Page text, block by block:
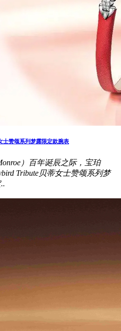
士赞颂系列梦露限定款腕表
）百年诞辰之际，宝珀
Tribute贝蒂女士赞颂系列梦